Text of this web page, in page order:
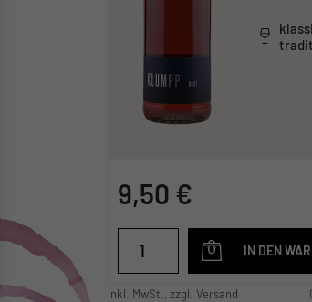
9,50 €
IN DEN
inkl. MwSt., zzgl. Versand